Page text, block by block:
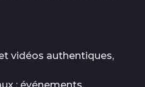
vidéos authentiques,